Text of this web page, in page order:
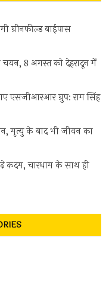
ग्रीनफील्ड बाईपास
चयन, 8 अगस्त को देहरादून में
एसजीआरआर ग्रुप: राम सिंह
मृत्यु के बाद भी जीवन का
कदम, चारधाम के साथ ही